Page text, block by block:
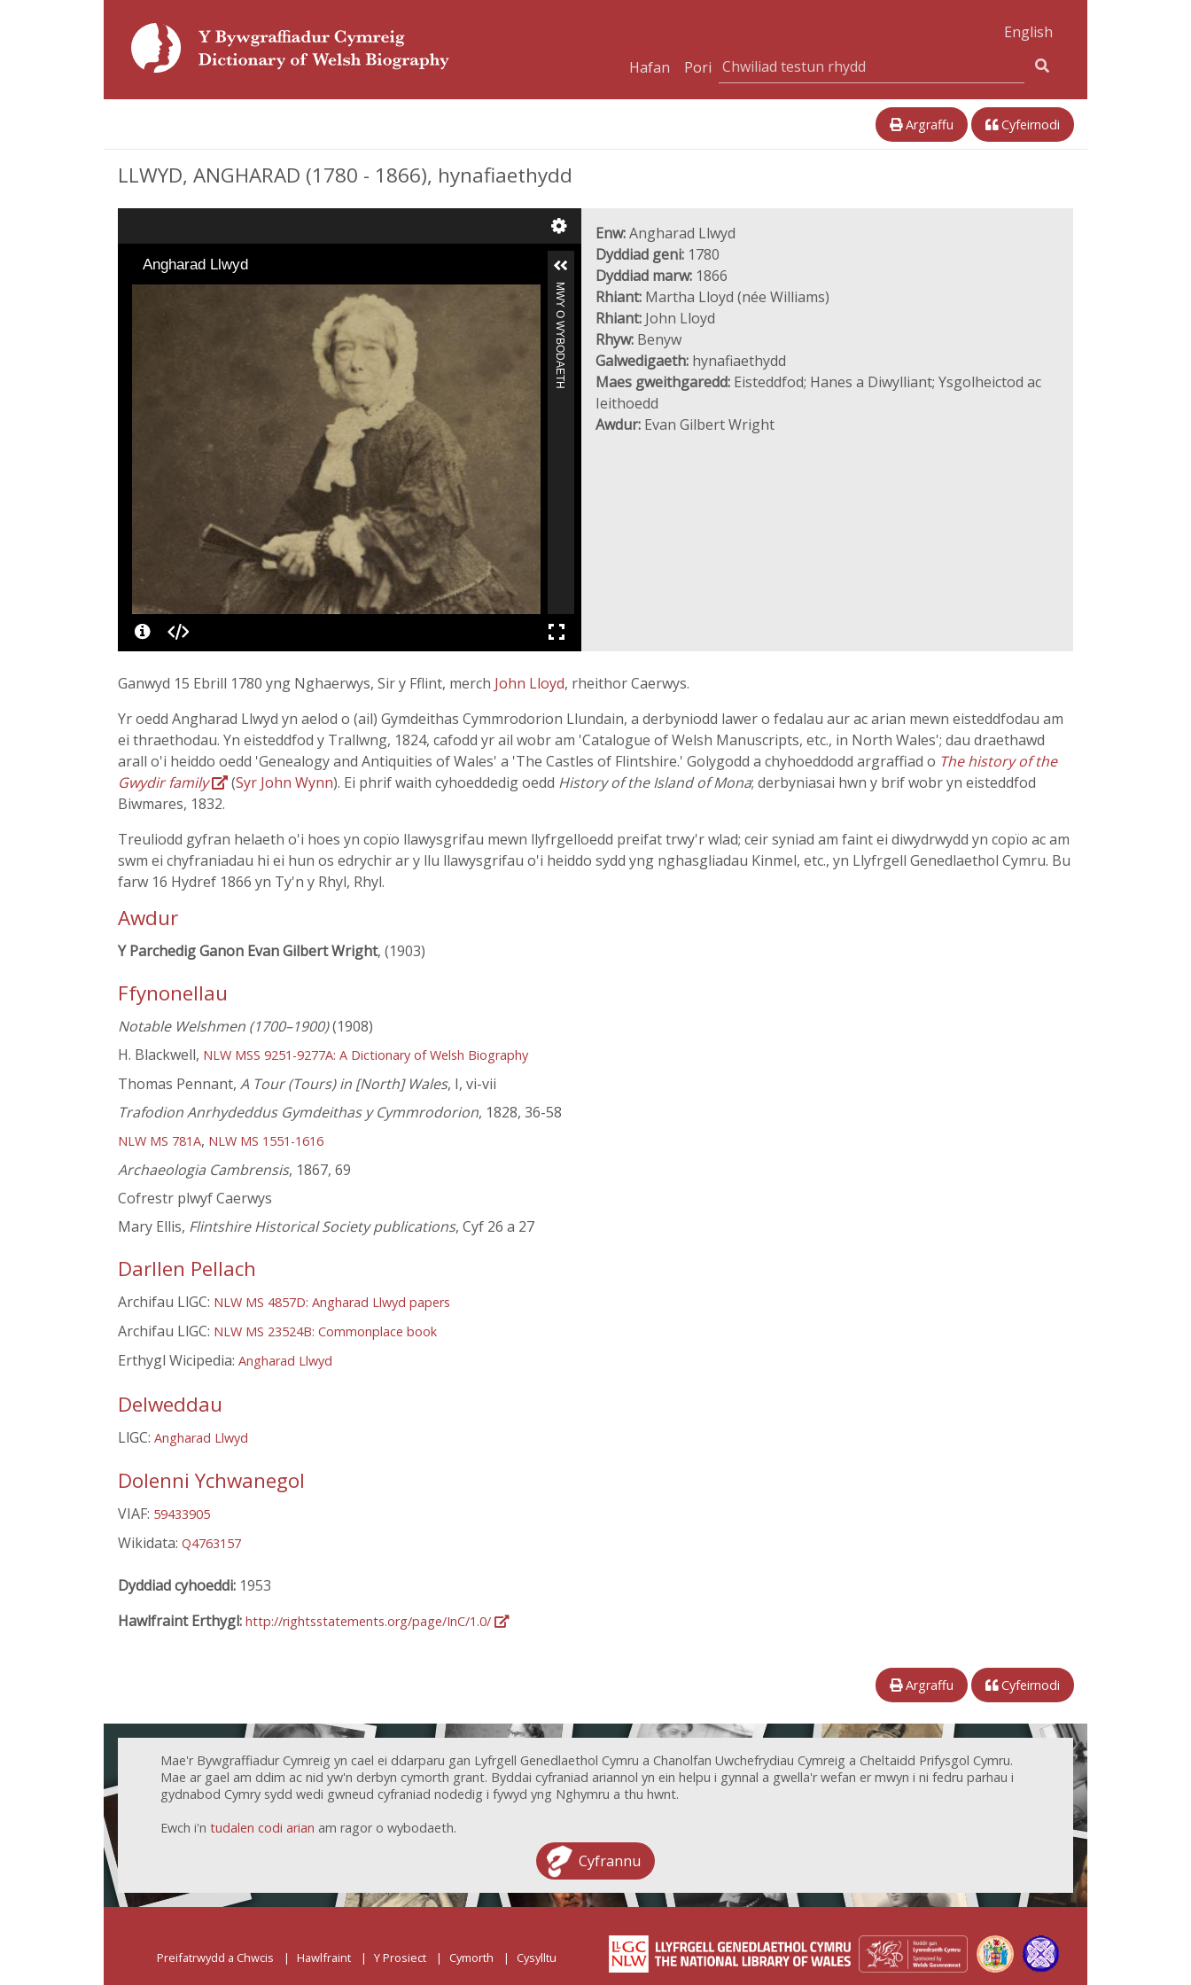
English
Hafan
Pori
Argraffu Cyfeirnodi
LLWYD, ANGHARAD (1780 - 1866), hynafiaethydd
Angharad Llwyd
MWY O WYBODAETH
Enw:Angharad Llwyd
Dyddiad geni: 1780
Dyddiad marw: 1866
Rhiant: Martha Lloyd (née Williams)
Rhiant: John Lloyd
Rhyw: Benyw
Galwedigaeth: hynafiaethydd
Maes gweithgaredd: Eisteddfod; Hanes a Diwylliant; Ysgolheictod ac
Ieithoedd
Awdur: Evan Gilbert Wright
Ganwyd 15 Ebrill 1780 yng Nghaerwys, Sir y Fflint, merch John Lloyd, rheithor Caerwys.
Yr oedd Angharad Llwyd yn aelod o (ail) Gymdeithas Cymmrodorion Llundain, a derbyniodd lawer o fedalau aur ac arian mewn eisteddfodau am
ei thraethodau. Yn eisteddfod y Trallwng, 1824, cafodd yr ail wobr am 'Catalogue of Welsh Manuscripts, etc., in North Wales'; dau draethawd
arall o'i heiddo oedd 'Genealogy and Antiquities of Wales' a 'The Castles of Flintshire.' Golygodd a chyhoeddodd argraffiad o The history of the
Gwydir family
(Syr John Wynn). Ei phrif waith cyhoeddedig oedd History of the Island of Mona; derbyniasai hwn y brif wobr yn eisteddfod
Biwmares, 1832.
Treuliodd gyfran helaeth o'i hoes yn copïo llawysgrifau mewn llyfrgelloedd preifat trwy'r wlad; ceir syniad am faint ei diwydrwydd yn copïo ac am
swm ei chyfraniadau hi ei hun os edrychir ar y llu llawysgrifau o'i heiddo sydd yng nghasgliadau Kinmel, etc., yn Llyfrgell Genedlaethol Cymru. Bu
farw 16 Hydref 1866 yn Ty'n y Rhyl, Rhyl.
Awdur
Y Parchedig Ganon Evan Gilbert Wright, (1903)
Ffynonellau
Notable Welshmen (1700–1900)(1908)
H. Blackwell, NLW MSS 9251-9277A: A Dictionary of Welsh Biography
Thomas Pennant, A Tour (Tours) in [North] Wales, I, vi-vii
Trafodion Anrhydeddus Gymdeithas y Cymmrodorion, 1828, 36-58
NLW MS 781A, NLW MS 1551-1616
Archaeologia Cambrensis, 1867, 69
Cofrestr plwyf Caerwys
Mary Ellis, Flintshire Historical Society publications, Cyf 26 a 27
Darllen Pellach
Archifau LlGC: NLW MS 4857D: Angharad Llwyd papers
Archifau LlGC: NLW MS 23524B: Commonplace book
Erthygl Wicipedia: Angharad Llwyd
Delweddau
LlGC: Angharad Llwyd
Dolenni Ychwanegol
VIAF: 59433905
Wikidata: Q4763157
Dyddiad cyhoeddi: 1953
Hawlfraint Erthygl: http://rightsstatements.org/page/InC/1.0/
Argraffu Cyfeirnodi
Mae'r Bywgraffiadur Cymreig yn cael ei ddarparu gan Lyfrgell Genedlaethol Cymru a Chanolfan Uwchefrydiau Cymreig a Cheltaidd Prifysgol Cymru.
Mae ar gael am ddim ac nid yw'n derbyn cymorth grant. Byddai cyfraniad ariannol yn ein helpu i gynnal a gwella'r wefan er mwyn i ni fedru parhau i
gydnabod Cymry sydd wedi gwneud cyfraniad nodedig i fywyd yng Nghymru a thu hwnt.
Ewch i'n tudalen codi arian am ragor o wybodaeth.
Cyfrannu
Preifatrwydd a Chwcis Hawlfraint Y Prosiect Cymorth Cysylltu